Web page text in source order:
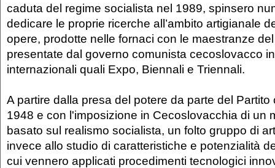
caduta del regime socialista nel 1989, spinsero
dedicare le proprie ricerche all’ambito artigianale
opere, prodotte nelle fornaci con le maestranze
presentate dal governo comunista cecoslovacco
internazionali quali Expo, Biennali e Triennali.
A partire dalla presa del potere da parte del Partito
1948 e con l'imposizione in Cecoslovacchia di un
basato sul realismo socialista, un folto gruppo di
invece allo studio di caratteristiche e potenzialità
cui vennero applicati procedimenti tecnologici